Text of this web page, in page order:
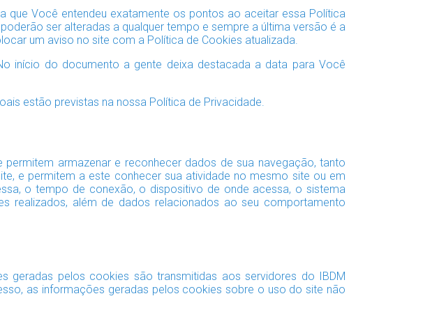
que Você entendeu exatamente os pontos ao aceitar essa Política
ser alteradas a qualquer tempo e sempre a última versão é a
um aviso no site com a Política de Cookies atualizada.
início do documento a gente deixa destacada a data para Você
estão previstas na nossa Política de Privacidade.
armazenar e reconhecer dados de sua navegação, tanto
e permitem a este conhecer sua atividade no mesmo site ou em
o tempo de conexão, o dispositivo de onde acessa, o sistema
realizados, além de dados relacionados ao seu comportamento
geradas pelos cookies são transmitidas aos servidores do IBDM
as informações geradas pelos cookies sobre o uso do site não